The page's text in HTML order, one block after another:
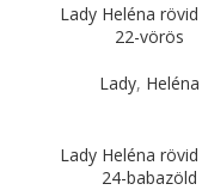
Lady Heléna
22-vörös
Lady, Heléna
Lady Heléna
24-babazöld